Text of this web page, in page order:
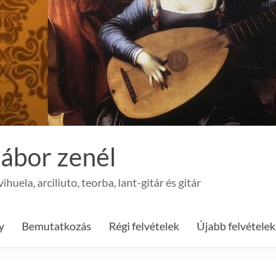
zenél
arciliuto, teorba, lant-gitár és gitár
Bemutatkozás Régi felvételek Újabb felvételek